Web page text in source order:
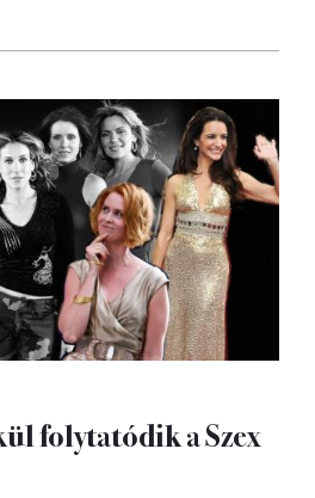
folytatódik a Szex